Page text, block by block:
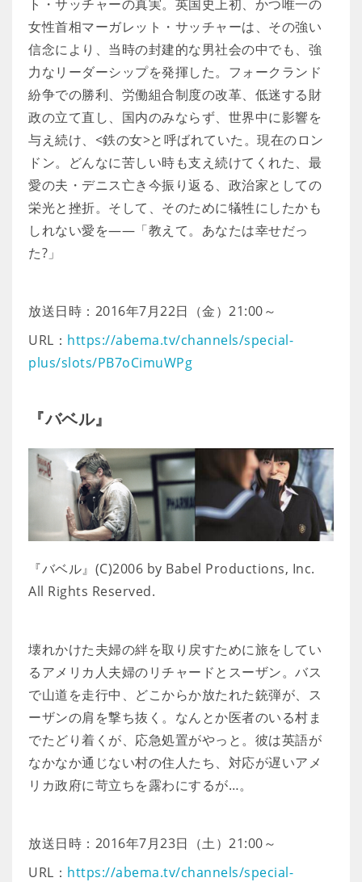
ト・サッチャーの真実。英国史上初、かつ唯一の
女性首相マーガレット・サッチャーは、その強い
信念により、当時の封建的な男社会の中でも、強
力なリーダーシップを発揮した。フォークランド
紛争での勝利、労働組合制度の改革、低迷する財
政の立て直し、国内のみならず、世界中に影響を
与え続け、<鉄の女>と呼ばれていた。現在のロン
ドン。どんなに苦しい時も支え続けてくれた、最
愛の夫・デニス亡き今振り返る、政治家としての
栄光と挫折。そして、そのために犠牲にしたかも
しれない愛を――「教えて。あなたは幸せだっ
た?」
放送日時：2016年7月22日（金）21:00～
URL： https://abema.tv/channels/special-
plus/slots/PB7oCimuWPg
『バベル』
『バベル』(C)2006 by Babel Productions, Inc.
All Rights Reserved.
壊れかけた夫婦の絆を取り戻すために旅をしてい
るアメリカ人夫婦のリチャードとスーザン。バス
で山道を走行中、どこからか放たれた銃弾が、ス
ーザンの肩を撃ち抜く。なんとか医者のいる村ま
でたどり着くが、応急処置がやっと。彼は英語が
なかなか通じない村の住人たち、対応が遅いアメ
リカ政府に苛立ちを露わにするが…。
放送日時：2016年7月23日（土）21:00～
URL： https://abema.tv/channels/special-